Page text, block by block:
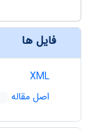
فایل ها
XML
اصل مقاله